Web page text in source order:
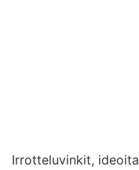
Irrotteluvinkit, ideoita